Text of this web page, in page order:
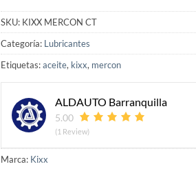
SKU: KIXX MERCON CT
Categoría: Lubricantes
Etiquetas:aceite, kixx, mercon
ALDAUTO Barranquilla
5.00
(1 Review)
Marca: Kixx